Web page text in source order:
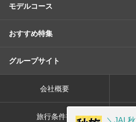
モデルコース
おすすめ特集
グループサイト
会社概要
旅行条件書 ＼JAL